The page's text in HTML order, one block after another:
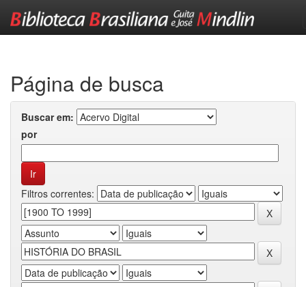
Página de busca
Buscar em:
por
Filtros correntes: